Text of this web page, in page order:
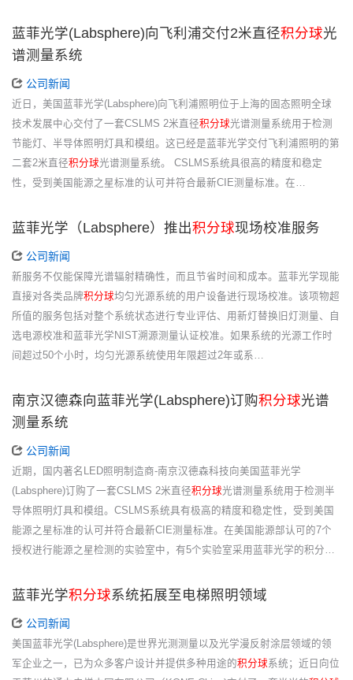
蓝菲光学(Labsphere)向飞利浦交付2米直径积分球光
谱测量系统
公司新闻
近日，美国蓝菲光学(Labsphere)向飞利浦照明位于上海的固态照明全球
技术发展中心交付了一套CSLMS 2米直径积分球光谱测量系统用于检测
节能灯、半导体照明灯具和模组。这已经是蓝菲光学交付飞利浦照明的第
二套2米直径积分球光谱测量系统。 CSLMS系统具很高的精度和稳定
性，受到美国能源之星标准的认可并符合最新CIE测量标准。在…
蓝菲光学（Labsphere）推出积分球现场校准服务
公司新闻
新服务不仅能保障光谱辐射精确性，而且节省时间和成本。蓝菲光学现能
直接对各类品牌积分球均匀光源系统的用户设备进行现场校准。该项物超
所值的服务包括对整个系统状态进行专业评估、用新灯替换旧灯测量、自
选电源校准和蓝菲光学NIST溯源测量认证校准。如果系统的光源工作时
间超过50个小时，均匀光源系统使用年限超过2年或系…
南京汉德森向蓝菲光学(Labsphere)订购积分球光谱
测量系统
公司新闻
近期，国内著名LED照明制造商-南京汉德森科技向美国蓝菲光学
(Labsphere)订购了一套CSLMS 2米直径积分球光谱测量系统用于检测半
导体照明灯具和模组。CSLMS系统具有极高的精度和稳定性，受到美国
能源之星标准的认可并符合最新CIE测量标准。在美国能源部认可的7个
授权进行能源之星检测的实验室中，有5个实验室采用蓝菲光学的积分…
蓝菲光学积分球系统拓展至电梯照明领域
公司新闻
美国蓝菲光学(Labsphere)是世界光测测量以及光学漫反射涂层领域的领
军企业之一，已为众多客户设计并提供多种用途的积分球系统；近日向位